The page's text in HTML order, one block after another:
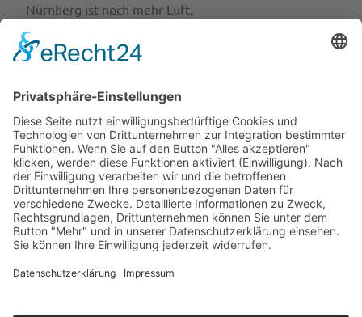
Nürnberg ist noch mehr Luft.
Interessierst du dich auch für individuelle
Fördermöglichkeiten? Buche unser
Datenschutz
Impressum